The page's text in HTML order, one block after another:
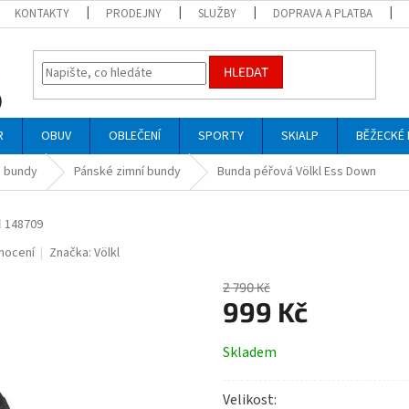
KONTAKTY PRODEJNY SLUŽBY DOPRAVA A PLATBA
HLEDAT
OBUV OBLEČENÍ SPORTY SKIALP BĚŽECKÉ
bundy Pánské zimní bundy Bunda péřová Völkl Ess Down
148709
Značka:Völkl
2 790 Kč
999 Kč
cena:
Skladem
Velikost